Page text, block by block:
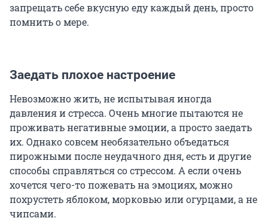
запрещать себе вкусную еду каждый день, просто
помнить о мере.
Заедать плохое настроение
Невозможно жить, не испытывая иногда
давления и стресса. Очень многие пытаются не
проживать негативные эмоции, а просто заедать
их. Однако совсем необязательно объедаться
пирожными после неудачного дня, есть и другие
способы справляться со стрессом. А если очень
хочется чего-то пожевать на эмоциях, можно
похрустеть яблоком, морковью или огурцами, а не
чипсами.